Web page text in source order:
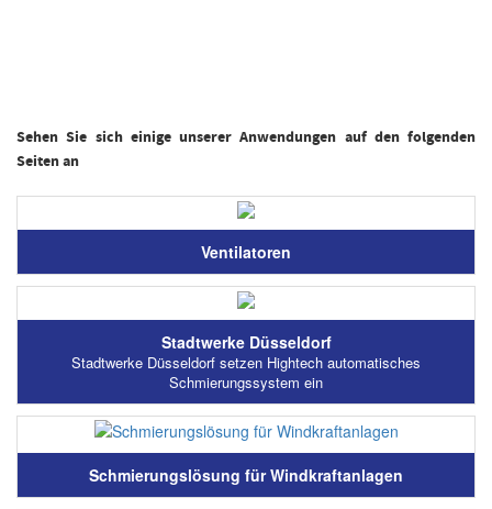
Sehen Sie sich einige unserer Anwendungen auf den folgenden
Seiten an
Ventilatoren
Stadtwerke Düsseldorf
Stadtwerke Düsseldorf setzen Hightech automatisches
Schmierungssystem ein
Schmierungslösung für Windkraftanlagen